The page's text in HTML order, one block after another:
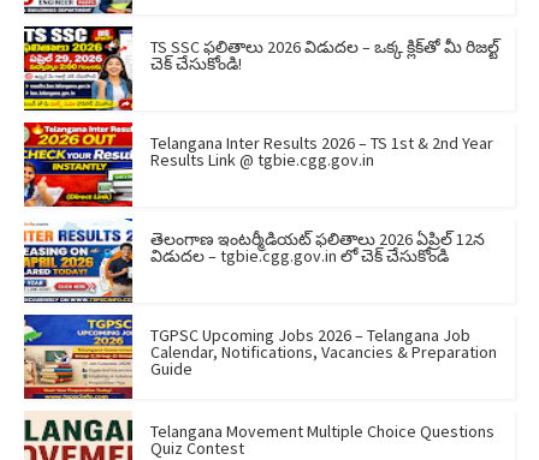
TS SSC ఫలితాలు 2026 విడుదల – ఒక్క క్లిక్‌తో మీ రిజల్ట్
చెక్ చేసుకోండి!
Telangana Inter Results 2026 – TS 1st & 2nd Year
Results Link @ tgbie.cgg.gov.in
తెలంగాణ ఇంటర్మీడియట్ ఫలితాలు 2026 ఏప్రిల్ 12న
విడుదల – tgbie.cgg.gov.in లో చెక్ చేసుకోండి
TGPSC Upcoming Jobs 2026 – Telangana Job
Calendar, Notifications, Vacancies & Preparation
Guide
Telangana Movement Multiple Choice Questions
Quiz Contest